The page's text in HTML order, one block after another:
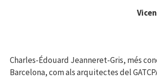
Charles-Édouard Jeanneret-Gris, més
Barcelona, com als arquitectes del